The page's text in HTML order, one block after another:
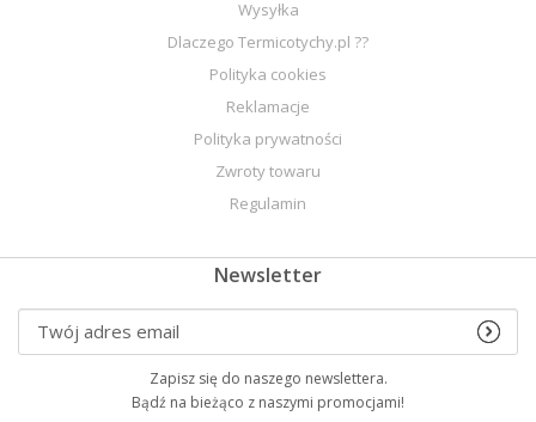
Wysyłka
Dlaczego Termicotychy.pl ??
Polityka cookies
Reklamacje
Polityka prywatności
Zwroty towaru
Regulamin
Newsletter
Zapisz się do naszego newslettera.
Bądź na bieżąco z naszymi promocjami!